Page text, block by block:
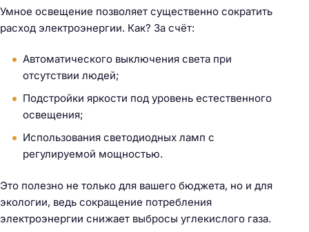
Умное освещение позволяет существенно сократить
расход электроэнергии. Как? За счёт:
Автоматического выключения света при
отсутствии людей;
Подстройки яркости под уровень естественного
освещения;
Использования светодиодных ламп с
регулируемой мощностью.
Это полезно не только для вашего бюджета, но и для
экологии, ведь сокращение потребления
электроэнергии снижает выбросы углекислого газа.